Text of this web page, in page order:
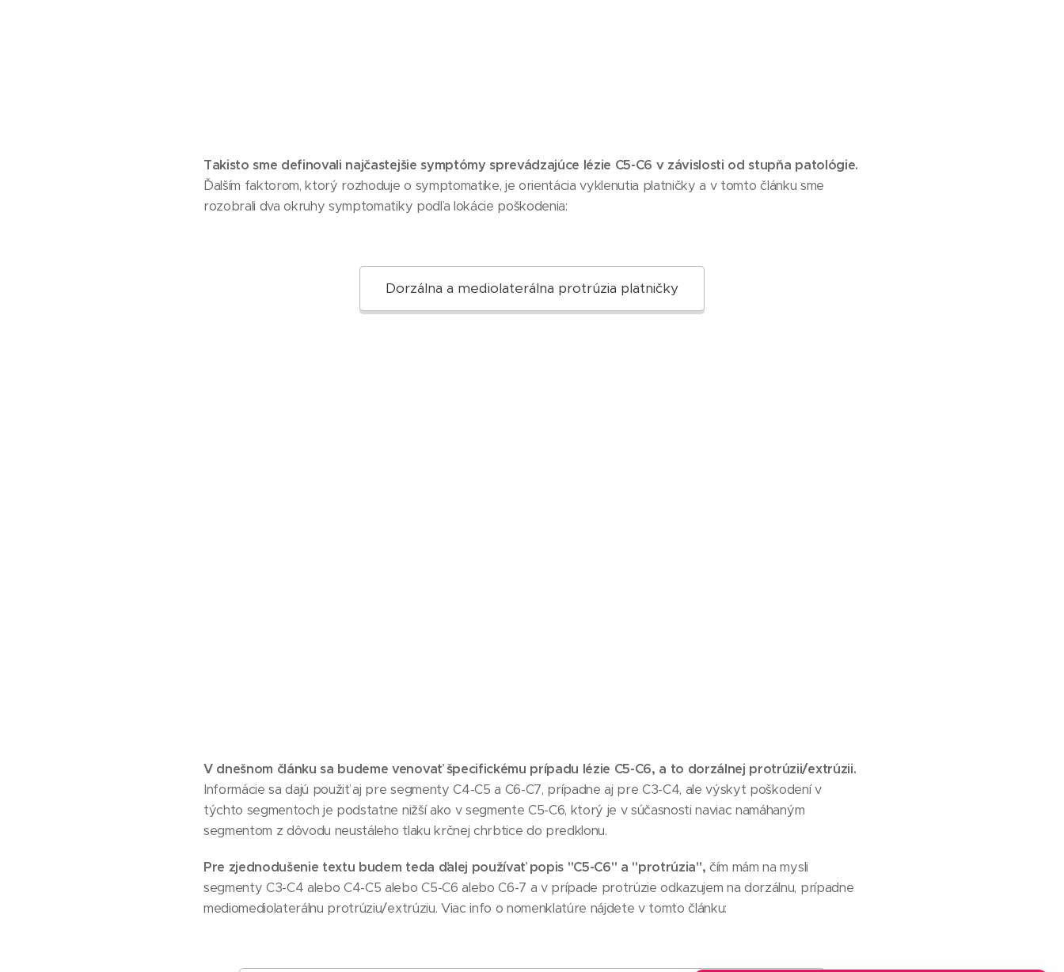
Takisto sme definovali najčastejšie symptómy sprevádzajúce lézie C5-C6 v závislosti od stupňa patológie.
Ďalším faktorom, ktorý rozhoduje o symptomatike, je orientácia vyklenutia platničky a v tomto článku sme
rozobrali dva okruhy symptomatiky podľa lokácie poškodenia:
Dorzálna a mediolaterálna protrúzia platničky
V dnešnom článku sa budeme venovať špecifickému prípadu lézie C5-C6, a to dorzálnej protrúzii/extrúzii.
Informácie sa dajú použiť aj pre segmenty C4-C5 a C6-C7, prípadne aj pre C3-C4, ale výskyt poškodení v
týchto segmentoch je podstatne nižší ako v segmente C5-C6, ktorý je v súčasnosti naviac namáhaným
segmentom z dôvodu neustáleho tlaku krčnej chrbtice do predklonu.
Pre zjednodušenie textu budem teda ďalej používať popis "C5-C6" a "protrúzia", čím mám na mysli
segmenty C3-C4 alebo C4-C5 alebo C5-C6 alebo C6-7 a v prípade protrúzie odkazujem na dorzálnu, prípadne
mediomediolaterálnu protrúziu/extrúziu. Viac info o nomenklatúre nájdete v tomto článku: